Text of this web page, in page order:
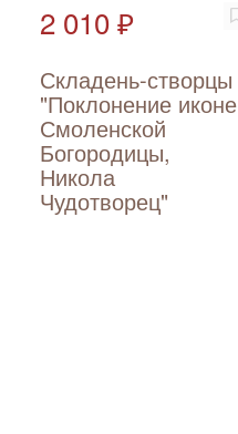
2 010 ₽
Складень-створцы
"Поклонение иконе
Смоленской
Богородицы,
Никола
Чудотворец"